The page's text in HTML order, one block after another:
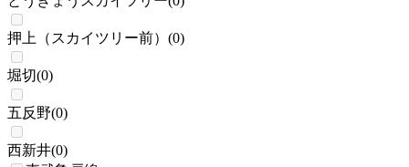
押上（スカイツリー前） (0)
堀切(0)
五反野(0)
西新井(0)